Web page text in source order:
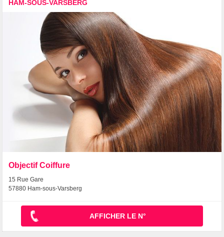
HAM-SOUS-VARSBERG
Objectif Coiffure
15 Rue Gare
57880 Ham-sous-Varsberg
AFFICHER LE N°